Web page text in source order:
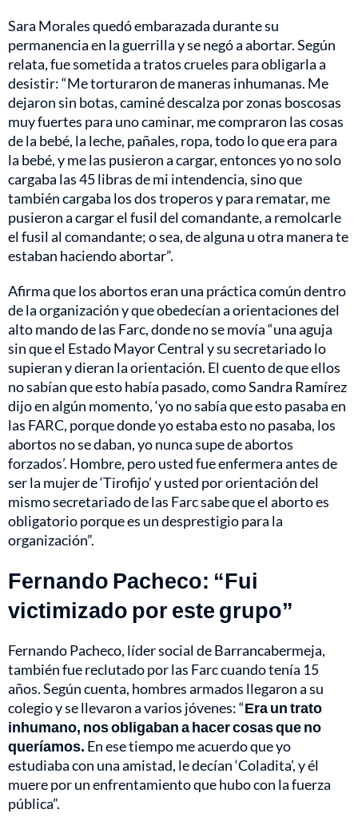
Sara Morales quedó embarazada durante su
permanencia en la guerrilla y se negó a abortar. Según
relata, fue sometida a tratos crueles para obligarla a
desistir: “Me torturaron de maneras inhumanas. Me
dejaron sin botas, caminé descalza por zonas boscosas
muy fuertes para uno caminar, me compraron las cosas
de la bebé, la leche, pañales, ropa, todo lo que era para
la bebé, y me las pusieron a cargar, entonces yo no solo
cargaba las 45 libras de mi intendencia, sino que
también cargaba los dos troperos y para rematar, me
pusieron a cargar el fusil del comandante, a remolcarle
el fusil al comandante; o sea, de alguna u otra manera te
estaban haciendo abortar”.
Afirma que los abortos eran una práctica común dentro
de la organización y que obedecían a orientaciones del
alto mando de las Farc, donde no se movía “una aguja
sin que el Estado Mayor Central y su secretariado lo
supieran y dieran la orientación. El cuento de que ellos
no sabían que esto había pasado, como Sandra Ramírez
dijo en algún momento, ‘yo no sabía que esto pasaba en
las FARC, porque donde yo estaba esto no pasaba, los
abortos no se daban, yo nunca supe de abortos
forzados’. Hombre, pero usted fue enfermera antes de
ser la mujer de ‘Tirofijo’ y usted por orientación del
mismo secretariado de las Farc sabe que el aborto es
obligatorio porque es un desprestigio para la
organización”.
Fernando Pacheco: “Fui
victimizado por este grupo”
Fernando Pacheco, líder social de Barrancabermeja,
también fue reclutado por las Farc cuando tenía 15
años. Según cuenta, hombres armados llegaron a su
colegio y se llevaron a varios jóvenes: “Era un trato
inhumano, nos obligaban a hacer cosas que no
queríamos. En ese tiempo me acuerdo que yo
estudiaba con una amistad, le decían ‘Coladita’, y él
muere por un enfrentamiento que hubo con la fuerza
pública”.